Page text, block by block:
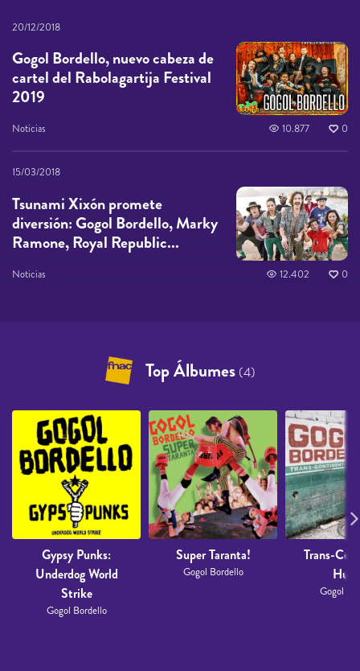
20/12/2018
Gogol Bordello, nuevo cabeza de
cartel del Rabolagartija Festival
2019
Noticias 10.877 0
15/03/2018
Tsunami Xixón promete
diversión: Gogol Bordello, Marky
Ramone, Royal Republic...
Noticias 12.402 0
Top Álbumes (4)
Gypsy Punks:
Underdog World
Strike
Gogol Bordello
Super Taranta!
Gogol Bordello
Trans-
Gogol